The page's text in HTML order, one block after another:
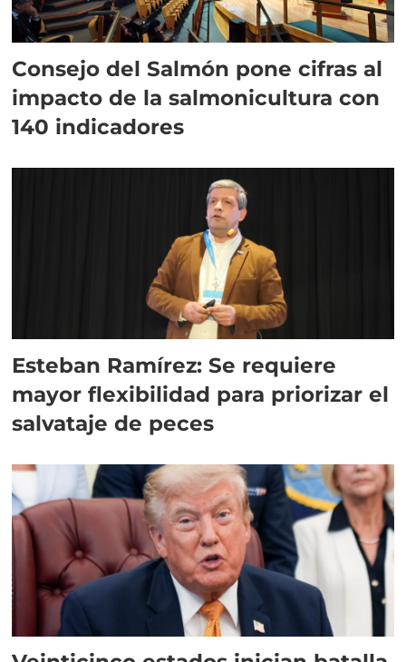
Consejo del Salmón pone cifras al
impacto de la salmonicultura con
140 indicadores
Esteban Ramírez: Se requiere
mayor flexibilidad para priorizar el
salvataje de peces